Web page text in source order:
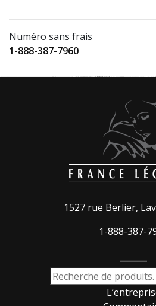
Numéro sans frais
1-888-387-7960
1527 rue Berlier,
1-888-387-
Recherche
pour :